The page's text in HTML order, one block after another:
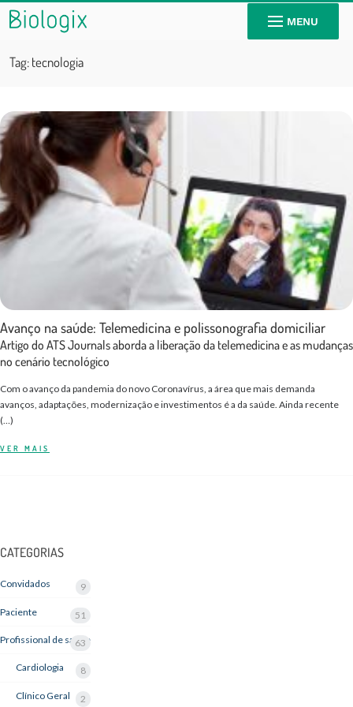
MENU
Tag:tecnologia
Avanço na saúde: Telemedicina e polissonografia domiciliar
Artigo do ATS Journals aborda a liberação da telemedicina e as mudanças
no cenário tecnológico
Com o avanço da pandemia do novo Coronavírus, a área que mais demanda
avanços, adaptações, modernização e investimentos é a da saúde. Ainda recente
(…)
VER MAIS
CATEGORIAS
Convidados 9
Paciente 51
Profissional de saúde
63
Cardiologia 8
Clínico Geral 2